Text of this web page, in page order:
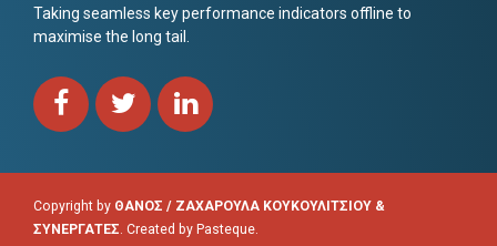
Taking seamless key performance indicators offline to
maximise the long tail.
Copyright by ΘΑΝΟΣ / ΖΑΧΑΡΟΥΛΑ ΚΟΥΚΟΥΛΙΤΣΙΟΥ &
ΣΥΝΕΡΓΑΤΕΣ . Created by Pasteque